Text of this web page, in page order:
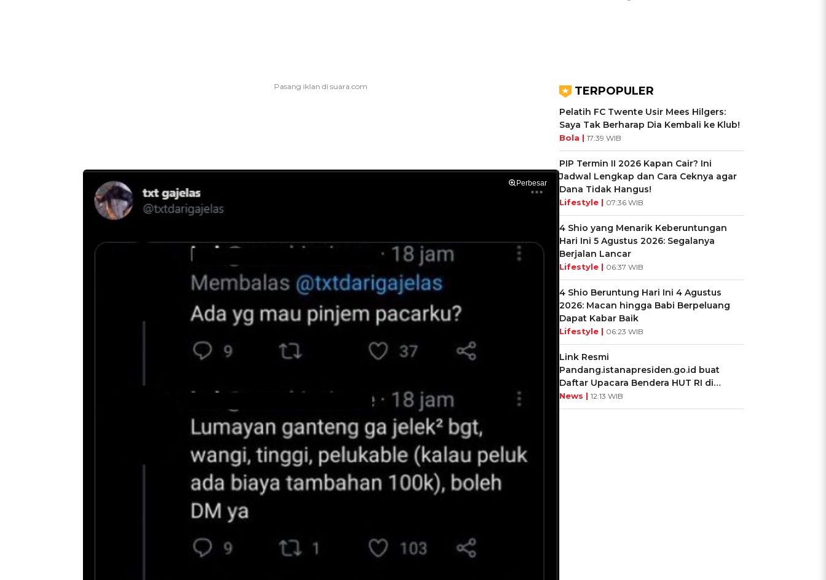
Perbesar
TERPOPULER
Pelatih FC Twente Usir Mees Hilgers:
Saya Tak Berharap Dia Kembali ke Klub!
Bola | 17:39 WIB
PIP Termin II 2026 Kapan Cair? Ini
Jadwal Lengkap dan Cara Ceknya agar
Dana Tidak Hangus!
Lifestyle | 07:36 WIB
4 Shio yang Menarik Keberuntungan
Hari Ini 5 Agustus 2026: Segalanya
Berjalan Lancar
Lifestyle | 06:37 WIB
4 Shio Beruntung Hari Ini 4 Agustus
2026: Macan hingga Babi Berpeluang
Dapat Kabar Baik
Lifestyle | 06:23 WIB
Link Resmi
Pandang.istanapresiden.go.id buat
Daftar Upacara Bendera HUT RI di
Istana Negara
News | 12:13 WIB